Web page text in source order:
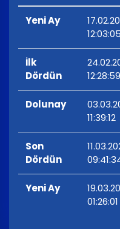
Yeni Ay
12:03:05
İlk
Dördün
12:28:59
Dolunay
11:39:12
Son
Dördün
Yeni Ay
01:26:01